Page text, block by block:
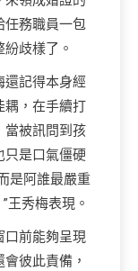
任務職員一包
歧樣了。
還記得本身經
耦，在手續打
當被訊問到孩
只是口氣僵硬
是阿誰最嚴重
王秀梅表現。
口前能夠呈現
彼此責備，